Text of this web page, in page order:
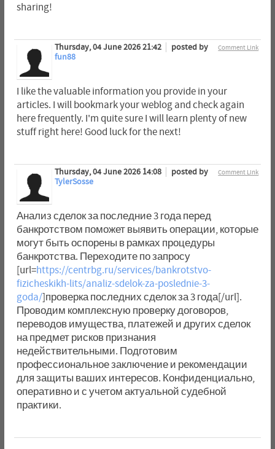
sharing!
Comment Link
Thursday, 04 June 2026 21:42
posted by
fun88
I like the valuable information you provide in your
articles. I will bookmark your weblog and check again
here frequently. I'm quite sure I will learn plenty of new
stuff right here! Good luck for the next!
Comment Link
Thursday, 04 June 2026 14:08
posted by
TylerSosse
Анализ сделок за последние 3 года перед
банкротством поможет выявить операции, которые
могут быть оспорены в рамках процедуры
банкротства. Переходите по запросу
[url=https://centrbg.ru/services/bankrotstvo-
fizicheskikh-lits/analiz-sdelok-za-poslednie-3-
goda/]проверка последних сделок за 3 года[/url].
Проводим комплексную проверку договоров,
переводов имущества, платежей и других сделок
на предмет рисков признания
недействительными. Подготовим
профессиональное заключение и рекомендации
для защиты ваших интересов. Конфиденциально,
оперативно и с учетом актуальной судебной
практики.